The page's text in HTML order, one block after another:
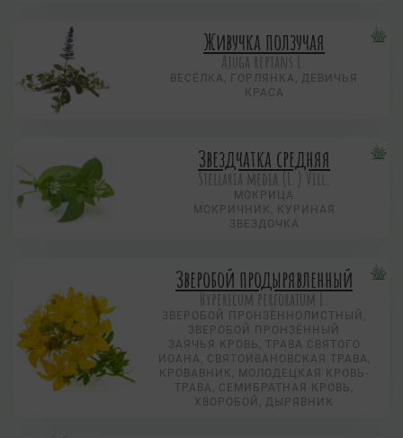
Живучка ползучая
Аjuga reptans L.
ВЕСЁЛКА, ГОРЛЯНКА, ДЕВИЧЬЯ
КРАСА
Звездчатка средняя
Stellaria media (L.) Vill.
МОКРИЦА
МОКРИЧНИК, КУРИНАЯ
ЗВЕЗДОЧКА
Зверобой продырявленный
Hypericum perforatum L.
ЗВЕРОБОЙ ПРОНЗЁННОЛИСТНЫЙ,
ЗВЕРОБОЙ ПРОНЗЁННЫЙ
ЗАЯЧЬЯ КРОВЬ, ТРАВА СВЯТОГО
ИОАНА, СВЯТОИВАНОВСКАЯ ТРАВА,
КРОВАВНИК, МОЛОДЕЦКАЯ КРОВЬ-
ТРАВА, СЕМИБРАТНАЯ КРОВЬ,
ХВОРОБОЙ, ДЫРЯВНИК